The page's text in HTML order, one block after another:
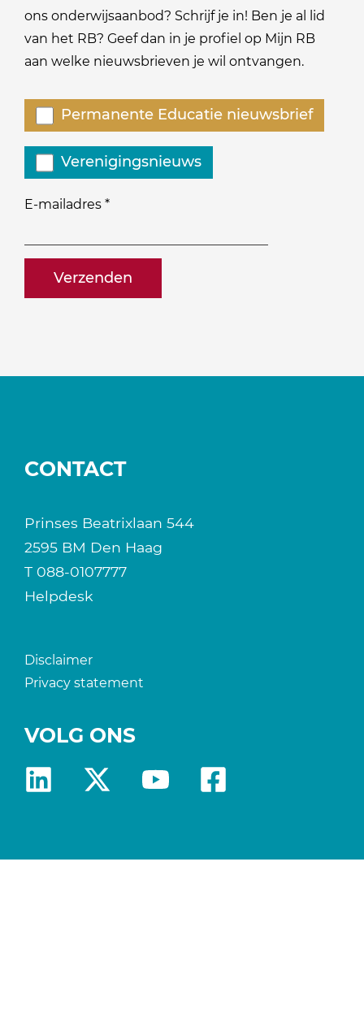
ons onderwijsaanbod? Schrijf je in! Ben je al lid
van het RB? Geef dan in je profiel op Mijn RB
aan welke nieuwsbrieven je wil ontvangen.
E-mailadres *
naam@bedrijf.nl
Welke
nieuwsbrieven
zou
je
willen
Permanente Educatie nieuwsbrief
Verenigingsnieuws
CONTACT
Prinses Beatrixlaan 544
2595 BM Den Haag
T 088-0107777
Helpdesk
Disclaimer
Privacy statement
VOLG ONS